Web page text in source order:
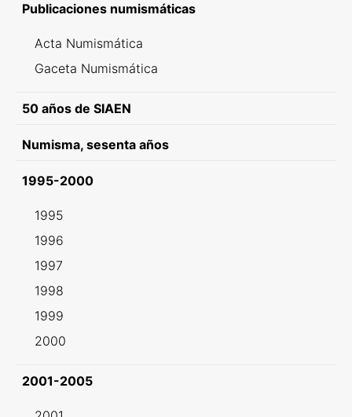
Publicaciones numismáticas
Acta Numismática
Gaceta Numismática
50 años de SIAEN
Numisma, sesenta años
1995-2000
1995
1996
1997
1998
1999
2000
2001-2005